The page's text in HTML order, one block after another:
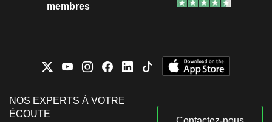
membres
NOS EXPERTS À VOTRE
ÉCOUTE